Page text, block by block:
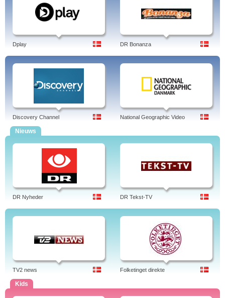
Dplay DR Bonanza
Discovery Channel National Geographic Video
Nieuws
DR Nyheder DR Tekst-TV
TV2 news Folketinget direkte
Kids